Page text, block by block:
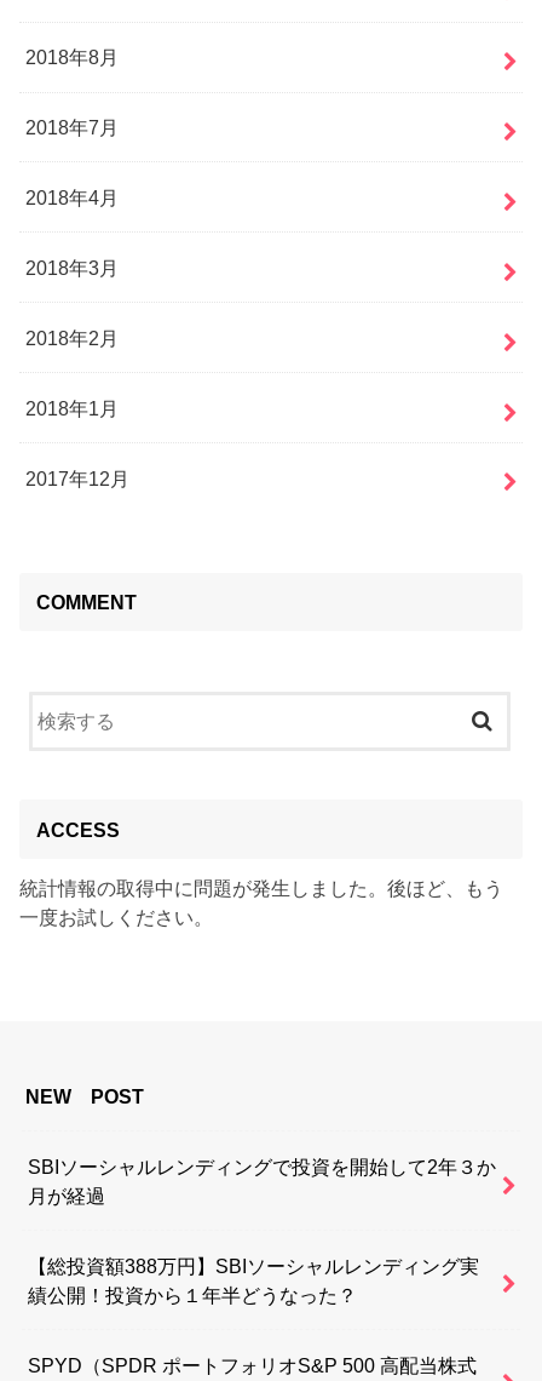
2018年8月
2018年7月
2018年4月
2018年3月
2018年2月
2018年1月
2017年12月
COMMENT
ACCESS
統計情報の取得中に問題が発生しました。後ほど、もう
一度お試しください。
NEW POST
SBIソーシャルレンディングで投資を開始して2年３か
月が経過
【総投資額388万円】SBIソーシャルレンディング実
績公開！投資から１年半どうなった？
SPYD（SPDR ポートフォリオS&P 500 高配当株式